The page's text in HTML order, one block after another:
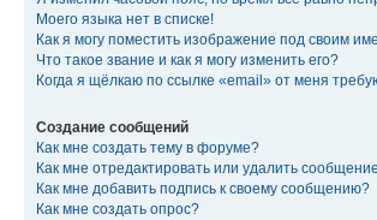
Моего языка нет в списке!
Как я могу поместить изображение под своим
Что такое звание и как я могу изменить его?
Когда я щёлкаю по ссылке «email» от меня
Создание сообщений
Как мне создать тему в форуме?
Как мне отредактировать или удалить
Как мне добавить подпись к своему сообщению?
Как мне создать опрос?